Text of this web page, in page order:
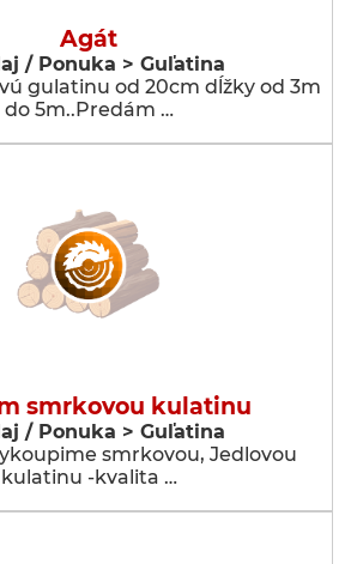
Agát
/ Ponuka > Guľatina
gulatinu od 20cm dĺžky od 3m
do 5m..Predám …
smrkovou kulatinu
/ Ponuka > Guľatina
smrkovou, Jedlovou
kulatinu -kvalita …